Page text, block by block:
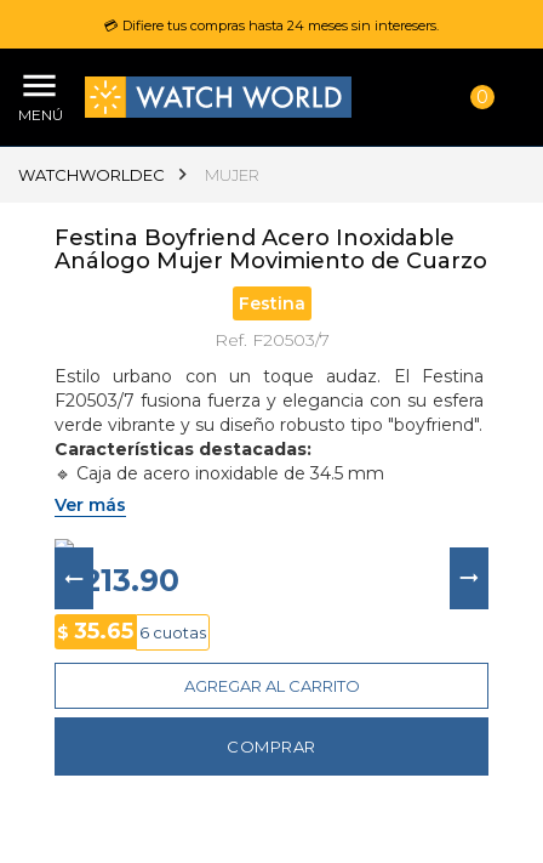
💳 Difiere tus compras hasta 24 meses sin interesers.
MENÚ
0
WATCHWORLDEC MUJER
Festina Boyfriend Acero Inoxidable
Análogo Mujer Movimiento de Cuarzo
Festina
Ref. F20503/7
Estilo urbano con un toque audaz. El Festina
F20503/7 fusiona fuerza y elegancia con su esfera
verde vibrante y su diseño robusto tipo "boyfriend".
Características destacadas:
🔹 Caja de acero inoxidable de 34.5 mm
🔹 Esfera verde con cristal mineral
🔹 Correa plateada de acero con cierre desplegable
🔹 Función de calendario
🔹 Estanqueidad de 10 ATM
Ver más
$ 213.90
$ 35.65 6 cuotas
AGREGAR AL CARRITO
COMPRAR